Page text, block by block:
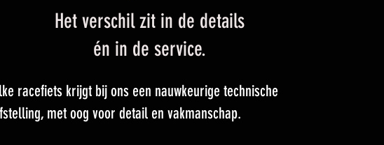
Het verschil zit in de details
én in de service.
racefiets krijgt bij ons een nauwkeurige technische
met oog voor detail en vakmanschap.